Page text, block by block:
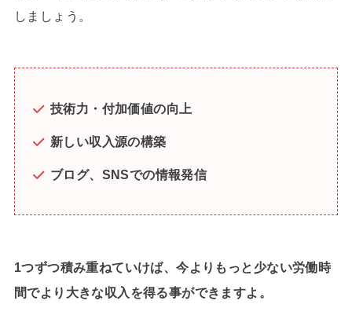
しましょう。
技術力・付加価値の向上
新しい収入源の構築
ブログ、SNSでの情報発信
1つずつ積み重ねていけば、今よりもっと少ない労働時
間でより大きな収入を得る事ができますよ。